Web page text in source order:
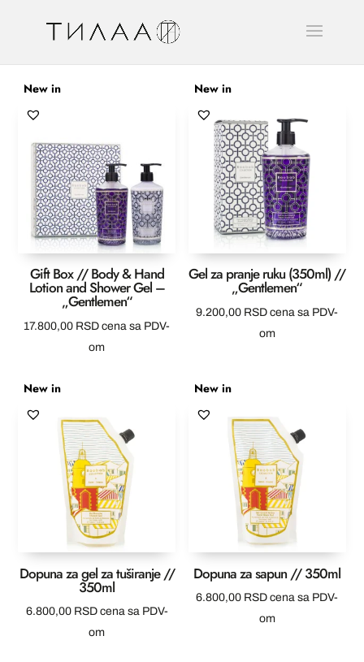
New in
Gift Box // Body & Hand
Lotion and Shower Gel –
„Gentlemen“
17.800,00 RSD cena sa PDV-
om
New in
Gel za pranje ruku (350ml) //
„Gentlemen“
9.200,00 RSD cena sa PDV-
om
New in
Dopuna za gel za tuširanje //
350ml
6.800,00 RSD cena sa PDV-
om
New in
Dopuna za sapun // 350ml
6.800,00 RSD cena sa PDV-
om